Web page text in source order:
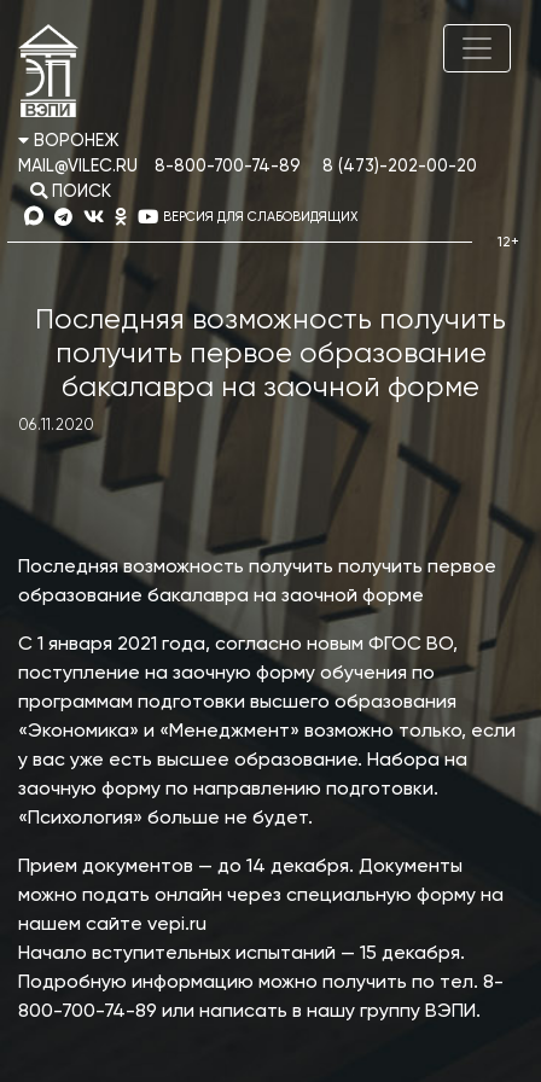
ВОРОНЕЖ
MAIL@VILEC.RU
8-800-700-74-89
8 (473)-202-00-20
ПОИСК
ВЕРСИЯ ДЛЯ СЛАБОВИДЯЩИХ
Последняя возможность получить
получить первое образование
бакалавра на заочной форме
06.11.2020
Последняя возможность получить получить первое
образование бакалавра на заочной форме
С 1 января 2021 года, согласно новым ФГОС ВО,
поступление на заочную форму обучения по
программам подготовки высшего образования
«Экономика» и «Менеджмент» возможно только, если
у вас уже есть высшее образование. Набора на
заочную форму по направлению подготовки.
«Психология» больше не будет.
Прием документов — до 14 декабря. Документы
можно подать онлайн через специальную форму на
нашем сайте vepi.ru
Начало вступительных испытаний — 15 декабря.
Подробную информацию можно получить по тел. 8-
800-700-74-89 или написать в нашу группу ВЭПИ.